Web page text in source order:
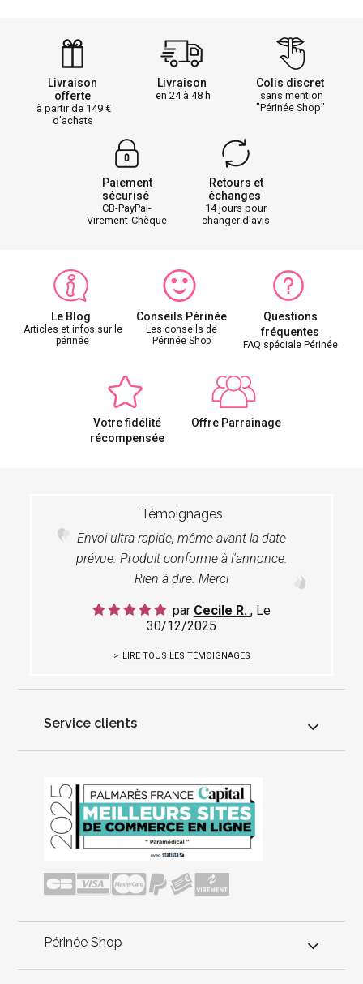
Livraison
offerte
à partir de 149
d'achats
Livraison
en 24 à 48 h
Colis discret
sans mention
"Périnée Shop"
Paiement
sécurisé
CB-PayPal-
Virement-Chèque
Retours et
échanges
14 jours pour
changer d'avis
Le Blog
Articles et infos sur le
périnée
Conseils Périnée
Les conseils de
Périnée Shop
Questions
fréquentes
FAQ spéciale Périnée
Votre fidélité
récompensée
Offre Parrainage
Témoignages
Envoi ultra rapide, même avant la date
prévue. Produit conforme à l'annonce.
Rien à dire. Merci
par Cecile R. , Le
30/12/2025
LIRE TOUS LES TÉMOIGNAGES
Service clients
Périnée Shop